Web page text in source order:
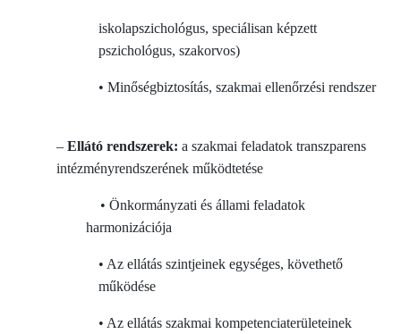
iskolapszichológus, speciálisan képzett
pszichológus, szakorvos)
• Minőségbiztosítás, szakmai ellenőrzési rendszer
–Ellátó rendszerek:a szakmai feladatok transzparens
intézményrendszerénekműködtetése
• Önkormányzati és állami feladatok
harmonizációja
• Az ellátás szintjeinek egységes, követhető
működése
• Az ellátás szakmai kompetenciaterületeinek